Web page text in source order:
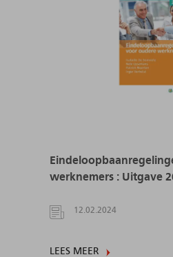
werknemers : Uitgave
12.02.2024
LEES MEER